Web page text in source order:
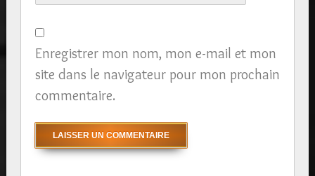
Enregistrer mon nom, mon e-mail et mon
site dans le navigateur pour mon prochain
commentaire.